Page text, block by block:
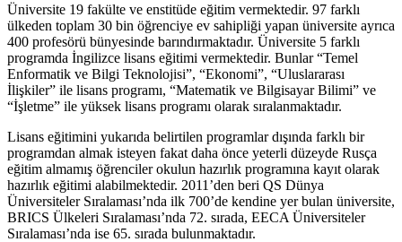
Üniversite 19 fakülte ve enstitüde eğitim vermektedir. 97 farklı
ülkeden toplam 30 bin öğrenciye ev sahipliği yapan üniversite ayrıca
400 profesörü bünyesinde barındırmaktadır. Üniversite 5 farklı
programda İngilizce lisans eğitimi vermektedir. Bunlar “Temel
Enformatik ve Bilgi Teknolojisi”, “Ekonomi”, “Uluslararası
İlişkiler” ile lisans programı, “Matematik ve Bilgisayar Bilimi” ve
“İşletme” ile yüksek lisans programı olarak sıralanmaktadır.
Lisans eğitimini yukarıda belirtilen programlar dışında farklı bir
programdan almak isteyen fakat daha önce yeterli düzeyde Rusça
eğitim almamış öğrenciler okulun hazırlık programına kayıt olarak
hazırlık eğitimi alabilmektedir. 2011’den beri QS Dünya
Üniversiteler Sıralaması’nda ilk 700’de kendine yer bulan üniversite,
BRICS Ülkeleri Sıralaması’nda 72. sırada, EECA Üniversiteler
Sıralaması’nda ise 65. sırada bulunmaktadır.